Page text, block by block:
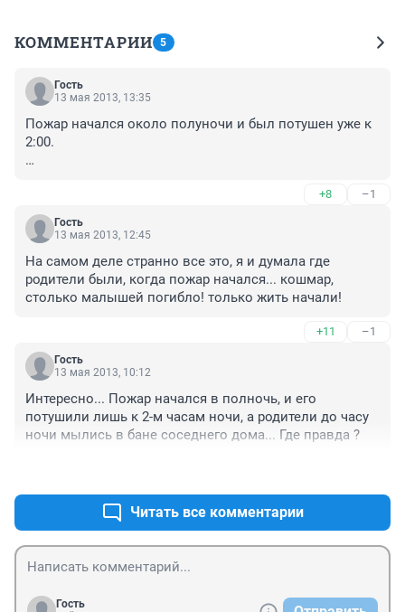
КОММЕНТАРИИ 5
Гость
13 мая 2013, 13:35
Пожар начался около полуночи и был потушен уже к
2:00.
+8 –1
Гость
13 мая 2013, 12:45
На самом деле странно все это, я и думала где
родители были, когда пожар начался... кошмар,
столько малышей погибло! только жить начали!
+11 –1
Гость
13 мая 2013, 10:12
Интересно... Пожар начался в полночь, и его
потушили лишь к 2-м часам ночи, а родители до часу
ночи мылись в бане соседнего дома... Где правда ?
Читать все комментарии
Гость